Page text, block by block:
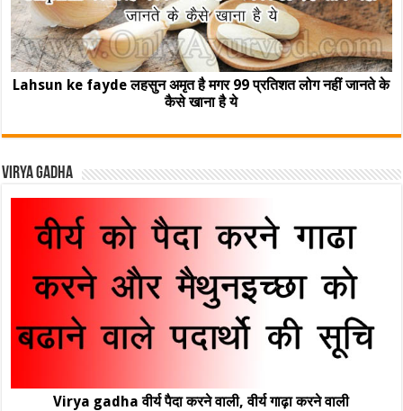
Lahsun ke fayde लहसुन अमृत है मगर 99 प्रतिशत लोग नहीं जानते के
कैसे खाना है ये
Virya Gadha
Virya gadha वीर्य पैदा करने वाली, वीर्य गाढ़ा करने वाली